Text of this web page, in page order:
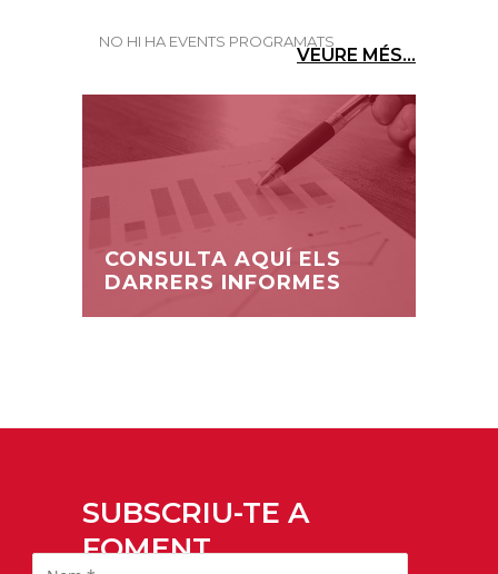
NO HI HA EVENTS PROGRAMATS
VEURE MÉS...
CONSULTA AQUÍ ELS
DARRERS INFORMES
SUBSCRIU-TE A
FOMENT